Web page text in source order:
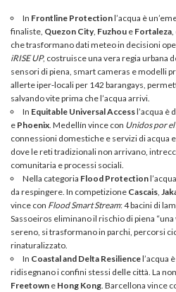
In Frontline Protectionl’acqua è
finaliste, Quezon City, Fuzhou e Fortaleza
che trasformano dati meteo in decisioni
iRISE UP, costruisce una vera regia urbana
sensori di piena, smart cameras e modelli
allerte iper‑locali per 142 barangays,
salvando vite prima che l’acqua arrivi.
In Equitable Universal Accessl’acqua è
e Phoenix . Medellín vince con Unidos por el
connessioni domestiche e servizi di acqua
dove le reti tradizionali non arrivano,
comunitaria e processi sociali.
Nella categoria Flood Protection
da respingere. In competizione Cascais
vince con Flood Smart Stream: 4 bacini di
Sassoeiros eliminano il rischio di piena
sereno, si trasformano in parchi, percorsi
rinaturalizzato.
In Coastal and Delta Resiliencel’acqua
ridisegnano i confini stessi delle città. La
Freetown e Hong Kong . Barcellona vince